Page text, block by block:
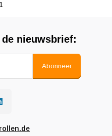
nieuwsbrief:
Abonneer